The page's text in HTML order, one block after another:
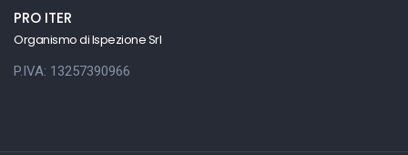
PRO ITER
Organismo di Ispezione Srl
P.IVA: 13257390966